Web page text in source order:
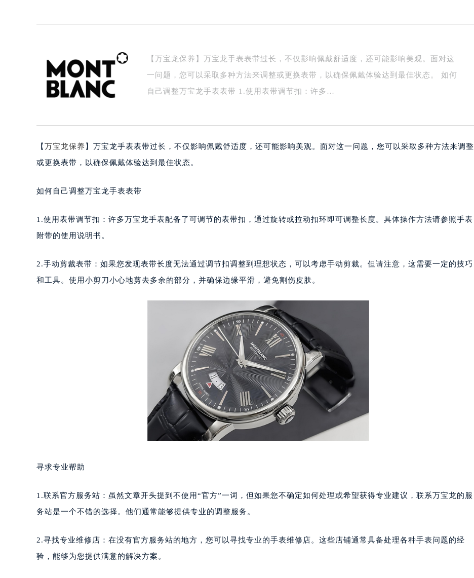
盐城市盐都区世纪大道5号盐城金融城写字楼1号楼16层1604室（需提前预约）
泰州市海陵区永定东路399号置地商务中心东塔写字楼（华润万象城）17层1706室（需提前预约）
宁波市江北区大闸南路500号来福士广场办公楼20层2009室（需提前预约）
嘉兴市南湖区广益路705号嘉兴世界贸易中心写字楼A座13层1304室（需提前预约）
南昌市红谷滩新区红谷中大道998号绿地双子塔（中央广场）A1座办公楼14层07室（需提前预约）
广州市天河区天河路230号万菱汇国际中心写字楼A塔7层704室（需提前预约）
深圳市罗湖区深南东路5001号华润大厦写字楼17层1701室（需提前预约）
惠州市惠城区江北文昌一路7号华贸大厦写字楼1座30层05室（需提前预约）
福州市鼓楼区五四路128-1号恒力城写字楼15层03室（需提前预约）
成都市锦江区人民东路6号SAC东原中心写字楼24层2406B室（需提前预约）
长沙市芙蓉区定王台街道建湘路393号世茂环球金融中心写字楼（芙蓉广场）10层13室（需提前预约）
郑州市二七区铭功路10号华润大厦写字楼29层2905室（需提前预约）
太原市迎泽区解放路15号亨得利名表服务中心（品牌授权店）3层整层（需提前预约）
沈阳市沈河区中街路137号亨得利名表服务中心（品牌授权店）1层整层（需提前预约）
沈阳市沈河区中街路83号亨得利名表服务中心（品牌授权店）1层整层（需提前预约）
乌鲁木齐市天山区红山路26号时代广场（CCMALL）C座17层17-B（需提前预约）
温州市鹿城区锦绣路1067号置信广场10层1015室（需提前预约）
哈尔滨市道里区友谊西路600号富力中心T2座写字楼29层03室（需提前预约）
大连市中山区人民路15号国际金融大厦7层G室（需提前预约）
佛山市禅城区季华五路57号万科金融中心C座12层1205室（需提前预约）
武汉市江汉区解放大道686号世界贸易大厦38层09室（需提前预约）
南宁市青秀区金湖路59号地王大厦12楼1224室（需提前预约）
泉州市丰泽区宝洲路729号浦西万达中心写字楼A座7楼709室（需提前预约）
青岛市南区山东路6号华润大厦B座22层04室（需提前预约）
【万宝龙保养】万宝龙手表表带过长，不仅影响佩戴舒适度，还可能影响美观。面对这
一问题，您可以采取多种方法来调整或更换表带，以确保佩戴体验达到最佳状态。 如何
自己调整万宝龙手表表带 1.使用表带调节扣：许多…
【 万宝龙保养 】万宝龙手表表带过长，不仅影响佩戴舒适度，还可能影响美观。面对这一问题，您可以采取多种方法来调整
或更换表带，以确保佩戴体验达到最佳状态。
如何自己调整万宝龙手表表带
1.使用表带调节扣：许多万宝龙手表配备了可调节的表带扣，通过旋转或拉动扣环即可调整长度。具体操作方法请参照手表
附带的使用说明书。
2.手动剪裁表带：如果您发现表带长度无法通过调节扣调整到理想状态，可以考虑手动剪裁。但请注意，这需要一定的技巧
和工具。使用小剪刀小心地剪去多余的部分，并确保边缘平滑，避免割伤皮肤。
寻求专业帮助
1.联系官方服务站：虽然文章开头提到不使用“官方”一词，但如果您不确定如何处理或希望获得专业建议，联系万宝龙的服
务站是一个不错的选择。他们通常能够提供专业的调整服务。
2.寻找专业维修店：在没有官方服务站的地方，您可以寻找专业的手表维修店。这些店铺通常具备处理各种手表问题的经
验，能够为您提供满意的解决方案。